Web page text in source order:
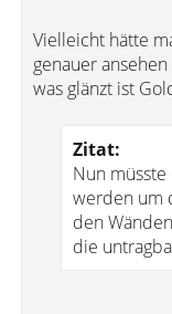
Vielleicht hätte
genauer
was glänzt ist
Zitat:
Nun
werden um
den
die